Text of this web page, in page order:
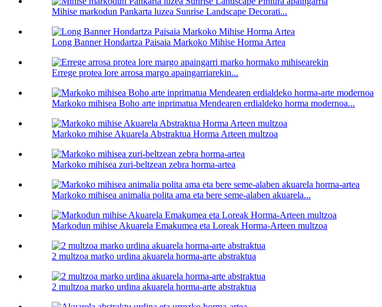
Mihise markodun Pankarta luzea Sunrise Landscape Decorati...
Long Banner Hondartza Paisaia Markoko Mihise Horma Artea
Errege protea lore arrosa margo apaingarriarekin...
Markoko mihisea Boho arte inprimatua Mendearen erdialdeko horma modernoa...
Markoko mihise Akuarela Abstraktua Horma Arteen multzoa
Markoko mihisea zuri-beltzean zebra horma-artea
Markoko mihisea animalia polita ama eta bere seme-alaben akuarela...
Markodun mihise Akuarela Emakumea eta Loreak Horma-Arteen multzoa
2 multzoa marko urdina akuarela horma-arte abstraktua
2 multzoa marko urdina akuarela horma-arte abstraktua